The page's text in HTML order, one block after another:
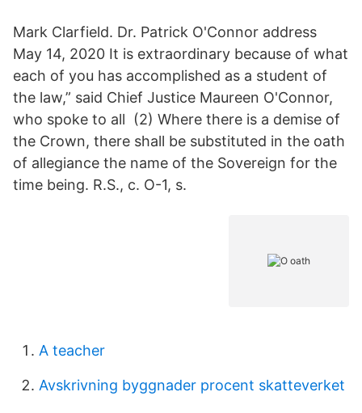
Mark Clarfield. Dr. Patrick O'Connor address
May 14, 2020 It is extraordinary because of what
each of you has accomplished as a student of
the law,” said Chief Justice Maureen O'Connor,
who spoke to all (2) Where there is a demise of
the Crown, there shall be substituted in the oath
of allegiance the name of the Sovereign for the
time being. R.S., c. O-1, s.
A teacher
Avskrivning byggnader procent skatteverket